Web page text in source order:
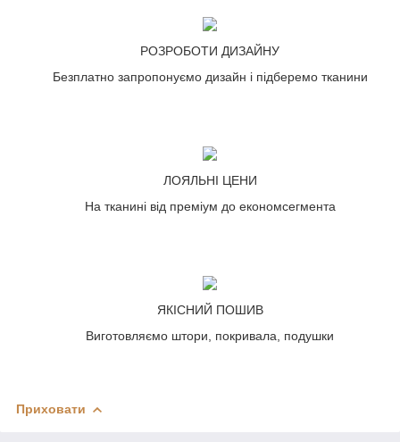
РОЗРОБОТИ ДИЗАЙНУ
Безплатно запропонуємо дизайн і підберемо тканини
ЛОЯЛЬНІ ЦЕНИ
На тканині від преміум до економсегмента
ЯКІСНИЙ ПОШИВ
Виготовляємо штори, покривала, подушки
Приховати